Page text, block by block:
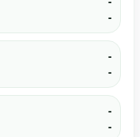
-
-
-
-
-